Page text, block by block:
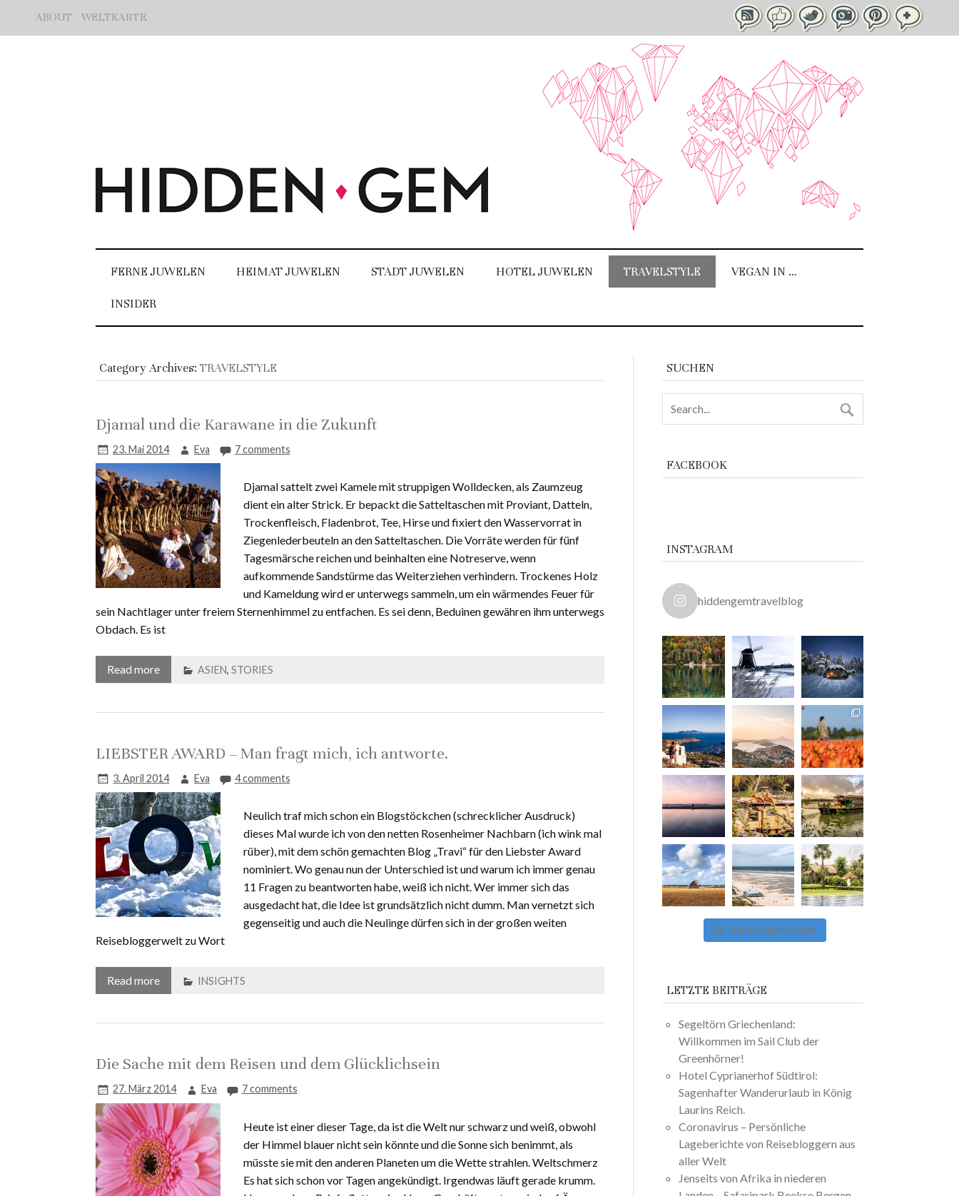
ABOUT WELTKARTE
FERNE JUWELEN HEIMAT JUWELEN STADT JUWELEN HOTEL JUWELEN TRAVELSTYLE VEGAN IN …
INSIDER
Category Archives:TRAVELSTYLE
Djamal und die Karawane in die Zukunft
23. Mai 2014 Eva 7 comments
Djamal sattelt zwei Kamele mit struppigen Wolldecken, als Zaumzeug
dient ein alter Strick. Er bepackt die Satteltaschen mit Proviant, Datteln,
Trockenfleisch, Fladenbrot, Tee, Hirse und fixiert den Wasservorrat in
Ziegenlederbeuteln an den Satteltaschen. Die Vorräte werden für fünf
Tagesmärsche reichen und beinhalten eine Notreserve, wenn
aufkommende Sandstürme das Weiterziehen verhindern. Trockenes Holz
und Kameldung wird er unterwegs sammeln, um ein wärmendes Feuer für
sein Nachtlager unter freiem Sternenhimmel zu entfachen. Es sei denn, Beduinen gewähren ihm unterwegs
Obdach. Es ist
Read more ASIEN,STORIES
LIEBSTER AWARD – Man fragt mich, ich antworte.
3. April 2014 Eva 4 comments
Neulich traf mich schon ein Blogstöckchen (schrecklicher Ausdruck)
dieses Mal wurde ich von den netten Rosenheimer Nachbarn (ich wink mal
rüber), mit dem schön gemachten Blog „Travi“ für den Liebster Award
nominiert. Wo genau nun der Unterschied ist und warum ich immer genau
11 Fragen zu beantworten habe, weiß ich nicht. Wer immer sich das
ausgedacht hat, die Idee ist grundsätzlich nicht dumm. Man vernetzt sich
gegenseitig und auch die Neulinge dürfen sich in der großen weiten
Reisebloggerwelt zu Wort
Read more INSIGHTS
Die Sache mit dem Reisen und dem Glücklichsein
27. März 2014 Eva 7 comments
Heute ist einer dieser Tage, da ist die Welt nur schwarz und weiß, obwohl
der Himmel blauer nicht sein könnte und die Sonne sich benimmt, als
müsste sie mit den anderen Planeten um die Wette strahlen. Weltschmerz
Es hat sich schon vor Tagen angekündigt. Irgendwas läuft gerade krumm.
SUCHEN
FACEBOOK
INSTAGRAM
hiddengemtravelblog
Auf Instagram folgen
LETZTE BEITRÄGE
Segeltörn Griechenland:
Willkommen im Sail Club der
Greenhörner!
Hotel Cyprianerhof Südtirol:
Sagenhafter Wanderurlaub in König
Laurins Reich.
Coronavirus – Persönliche
Lageberichte von Reisebloggern aus
aller Welt
Jenseits von Afrika in niederen